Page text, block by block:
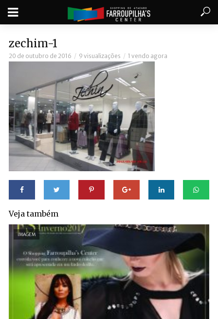
zechim-1
20 de outubro de 2016 9 visualizações 1 vendo agora
Veja também
IMAGEM